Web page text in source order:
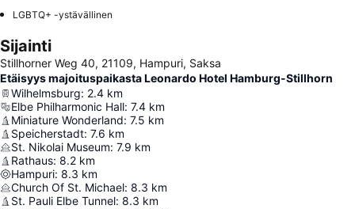
LGBTQ+ -ystävällinen
Sijainti
Stillhorner Weg 40, 21109, Hampuri, Saksa
Etäisyys majoituspaikasta Leonardo Hotel Hamburg-Stillhorn
Wilhelmsburg: 2.4 km
Elbe Philharmonic Hall: 7.4 km
Miniature Wonderland: 7.5 km
Speicherstadt: 7.6 km
St. Nikolai Museum: 7.9 km
Rathaus: 8.2 km
Hampuri: 8.3 km
Church Of St. Michael: 8.3 km
St. Pauli Elbe Tunnel: 8.3 km